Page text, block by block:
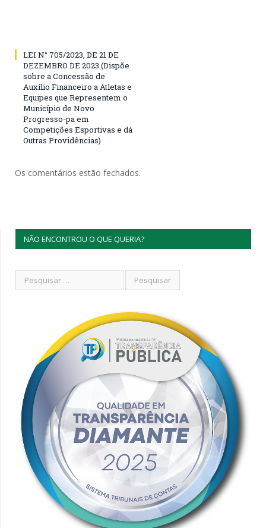
LEI N° 705/2023, DE 21 DE
DEZEMBRO DE 2023 (Dispõe
sobre a Concessão de
Auxílio Financeiro a Atletas e
Equipes que Representem o
Município de Novo
Progresso-pa em
Competições Esportivas e dá
Outras Providências)
Os comentários estão fechados.
NÃO ENCONTROU O QUE QUERIA?